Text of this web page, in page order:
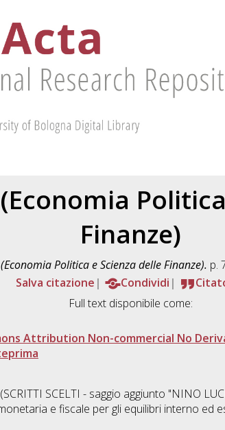
Finanze)
Politica e Scienza delle Finanze). p.
Salva citazione
Condividi
Full text disponibile come:
Attribution Non-commercial No
SCELTI - saggio aggiunto "NINO
e fiscale per gli equilibri interno ed